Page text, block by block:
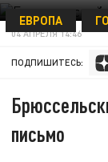
ЕВРОПА
04 АПРЕЛЯ 14:46
ПОДПИШИТЕСЬ:
письмо